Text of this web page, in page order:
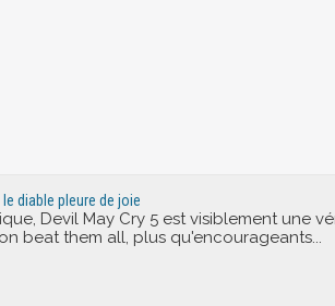
diable pleure de joie
Devil May Cry 5 est visiblement une
beat them all, plus qu'encourageants...